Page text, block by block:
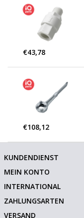
€43,78
€108,12
KUNDENDIENST
MEIN KONTO
INTERNATIONAL
ZAHLUNGSARTEN
VERSAND